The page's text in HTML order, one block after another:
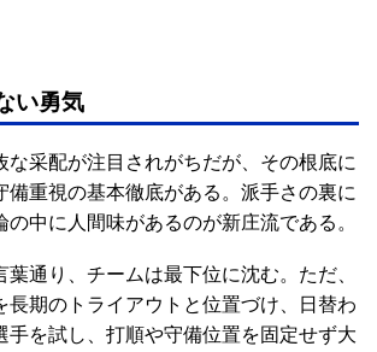
い勇気
な采配が注目されがちだが、その根底に
備重視の基本徹底がある。派手さの裏に
中に人間味があるのが新庄流である。
葉通り、チームは最下位に沈む。ただ、
長期のトライアウトと位置づけ、日替わ
手を試し、打順や守備位置を固定せず大